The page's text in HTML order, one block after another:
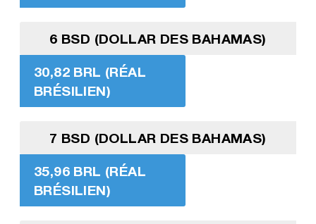
6 BSD (DOLLAR DES BAHAMAS)
30,82 BRL (RÉAL
BRÉSILIEN)
7 BSD (DOLLAR DES BAHAMAS)
35,96 BRL (RÉAL
BRÉSILIEN)